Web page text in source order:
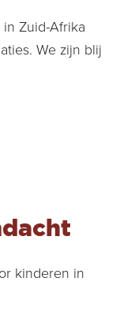
Zuid-Afrika
We zijn blij
kinderen in